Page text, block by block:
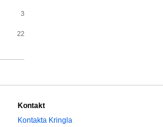
3
22
Kontakt
Kontakta Kringla